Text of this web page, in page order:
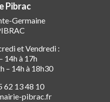
Pibrac
Germaine
et Vendredi :
14h à 17h
– 14h à 18h30
62 13 48 10
pibrac.fr